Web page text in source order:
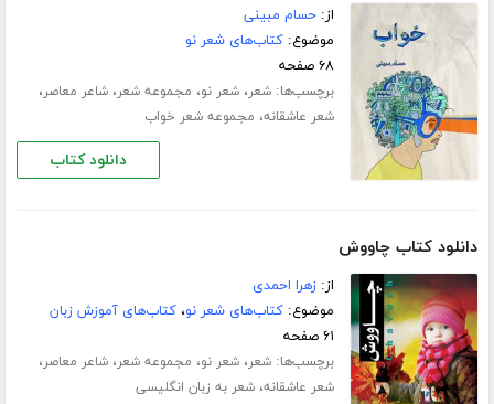
از:حسام مبینی
موضوع:کتاب‌های شعر نو
۶۸ صفحه
برچسب‌ها:شعر،شعر نو، مجموعه شعر،شاعر معاصر،
شعر عاشقانه، مجموعه شعر خواب
دانلود کتاب
دانلود کتاب چاووش
از:زهرا احمدی
موضوع:کتاب‌های شعر نو،کتاب‌های آموزش زبان
۶۱ صفحه
برچسب‌ها:شعر،شعر نو، مجموعه شعر،شاعر معاصر،
شعر عاشقانه،شعر به زبان انگلیسی